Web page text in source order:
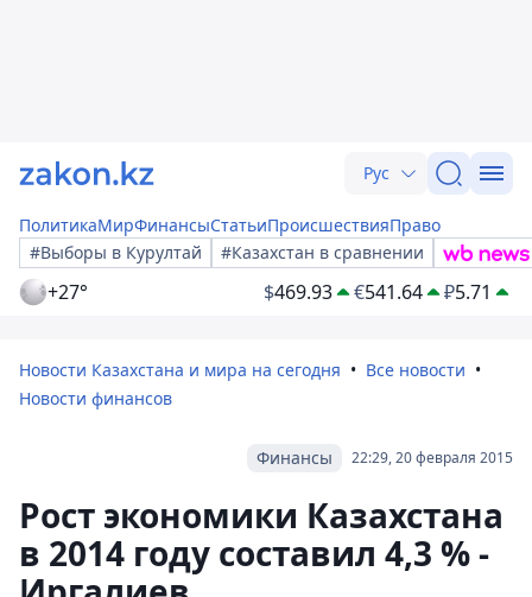
Рус
ПолитикаМирФинансыСтатьиПроисшествияПраво
#Выборы в Курултай
#Казахстан в сравнении
+27° $469.93 €541.64 ₽5.71
Новости Казахстана и мира на сегодня
Все новости
Новости финансов
22:29, 20 февраля 2015
Финансы
Рост экономики Казахстана
в 2014 году составил 4,3 % -